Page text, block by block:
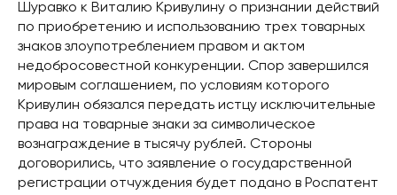
Шуравко к Виталию Кривулину о признании действий
по приобретению и использованию трех товарных
знаков злоупотреблением правом и актом
недобросовестной конкуренции. Спор завершился
мировым соглашением, по условиям которого
Кривулин обязался передать истцу исключительные
права на товарные знаки за символическое
вознаграждение в тысячу рублей. Стороны
договорились, что заявление о государственной
регистрации отчуждения будет подано в Роспатент